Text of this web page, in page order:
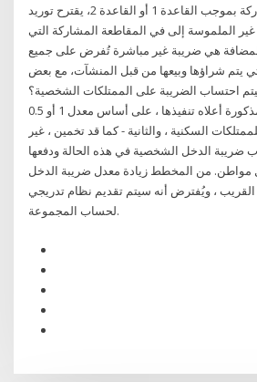
مدرجا في مقاطعة مشاركة بموجب القاعدة 1 أو القاعدة 2، يقترح توريد
الملموسة إلى في المقاطعة المشاركة التي
هي ضريبة غير مباشرة تُفرض على جميع
يتم شراؤها وبيعها من قبل المنشآت، مع بعض
احتساب الضريبة على الممتلكات الشخصية؟
تقترح الخدمة المالية المذكورة أعلاه تنفيذها ، على أساس معدل 1 أو 0.5
السكنية ، والثانية - كما قد تخمين ، غير
ضريبة الدخل الشخصية في هذه الحالة ودفعها
من المخطط زيادة معدل ضريبة الدخل
، ويُفترض أنه سيتم تقديم نظام تدريجي
لحساب المجموعة.